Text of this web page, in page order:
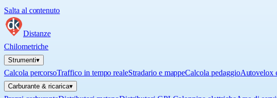
Salta al contenuto
Distanze
Chilometriche
Strumenti▾
Calcola percorsoTraffico in tempo realeStradario e mappeCalcola pedaggioAutovelox
Carburante & ricarica▾